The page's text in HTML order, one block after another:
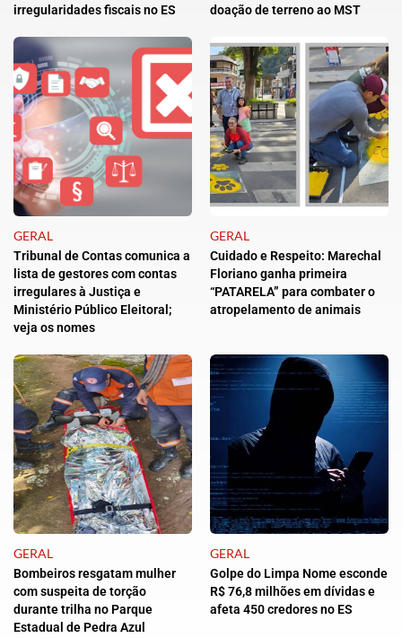
irregularidades fiscais no ES
doação de terreno ao MST
GERAL
Tribunal de Contas comunica a
lista de gestores com contas
irregulares à Justiça e
Ministério Público Eleitoral;
veja os nomes
GERAL
Cuidado e Respeito: Marechal
Floriano ganha primeira
“PATARELA” para combater o
atropelamento de animais
GERAL
Bombeiros resgatam mulher
com suspeita de torção
durante trilha no Parque
Estadual de Pedra Azul
GERAL
Golpe do Limpa Nome esconde
R$ 76,8 milhões em dívidas e
afeta 450 credores no ES